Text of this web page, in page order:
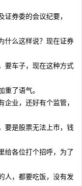
券委的会议纪要，
什么这样说？现在证券
要车子，现在这种方式
重了语气。
业，还好有个监管，
要是股票无法上市，钱
给各位打个招呼，为了
人，都要吃饭，没有发